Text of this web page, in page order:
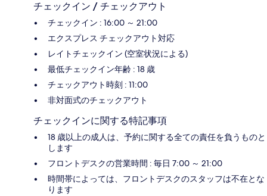
チェックイン / チェックアウト
チェックイン : 16:00 ～ 21:00
エクスプレス チェックアウト対応
レイトチェックイン (空室状況による)
最低チェックイン年齢 : 18 歳
チェックアウト時刻 : 11:00
非対面式のチェックアウト
チェックインに関する特記事項
18 歳以上の成人は、予約に関する全ての責任を負うものと
します
フロントデスクの営業時間 : 毎日 7:00 ～ 21:00
時間帯によっては、フロントデスクのスタッフは不在とな
ります